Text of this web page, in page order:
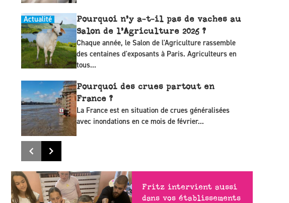
Actualité
Pourquoi n’y a-t-il pas de vaches au
Salon de l’Agriculture 2026 ?
Chaque année, le Salon de l'Agriculture rassemble
des centaines d'exposants à Paris. Agriculteurs en
tous...
Pourquoi des crues partout en
France ?
La France est en situation de crues généralisées
avec inondations en ce mois de février...
Fritz intervient aussi
dans vos établissements